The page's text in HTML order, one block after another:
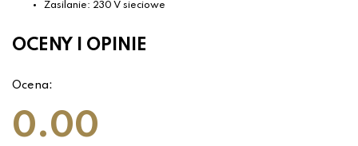
Zasilanie: 230 V sieciowe
OCENY I OPINIE
Ocena:
0.00